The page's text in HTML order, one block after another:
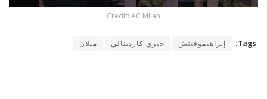
Credit: AC Milan
Tags: إبراهيموفيتش جيري كاردينالي ميلان